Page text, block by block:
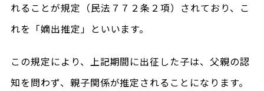
れることが規定（民法７７２条２項）されており、こ
れを「嫡出推定」といいます。
この規定により、上記期間に出征した子は、父親の認
知を問わず、親子関係が推定されることになります。